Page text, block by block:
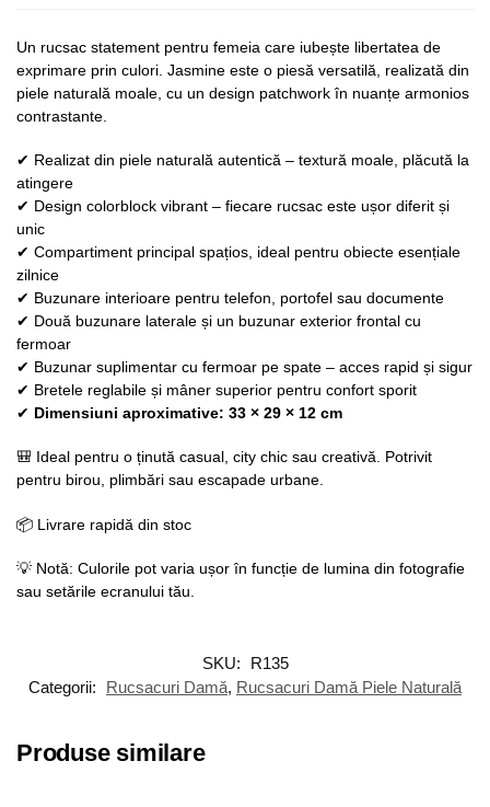
Un rucsac statement pentru femeia care iubește libertatea de
exprimare prin culori. Jasmine este o piesă versatilă, realizată din
piele naturală moale, cu un design patchwork în nuanțe armonios
contrastante.
✔ Realizat din piele naturală autentică – textură moale, plăcută la
atingere
✔ Design colorblock vibrant – fiecare rucsac este ușor diferit și
unic
✔ Compartiment principal spațios, ideal pentru obiecte esențiale
zilnice
✔ Buzunare interioare pentru telefon, portofel sau documente
✔ Două buzunare laterale și un buzunar exterior frontal cu
fermoar
✔ Buzunar suplimentar cu fermoar pe spate – acces rapid și sigur
✔ Bretele reglabile și mâner superior pentru confort sporit
✔ Dimensiuni aproximative: 33 × 29 × 12 cm
🎒 Ideal pentru o ținută casual, city chic sau creativă. Potrivit
pentru birou, plimbări sau escapade urbane.
📦 Livrare rapidă din stoc
💡 Notă: Culorile pot varia ușor în funcție de lumina din fotografie
sau setările ecranului tău.
SKU:
R135
Categorii:
Rucsacuri Damă, Rucsacuri Damă Piele Naturală
Produse similare